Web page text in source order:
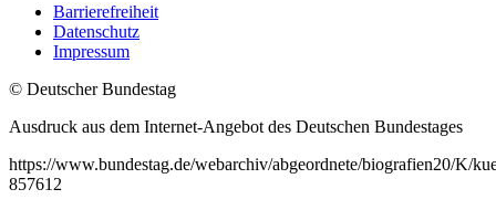
Barrierefreiheit
Datenschutz
Impressum
© Deutscher Bundestag
Ausdruck aus dem Internet-Angebot des Deutschen Bundestages
https://www.bundestag.de/webarchiv/abgeordnete/biografien20/K/
857612